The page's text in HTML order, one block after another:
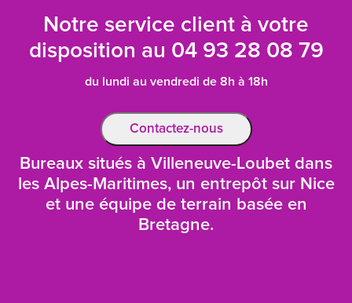
Notre service client à votre
disposition au 04 93 28 08 79
du lundi au vendredi de 8h à 18h
Contactez-nous
Bureaux situés à Villeneuve-Loubet dans
les Alpes-Maritimes, un entrepôt sur Nice
et une équipe de terrain basée en
Bretagne.